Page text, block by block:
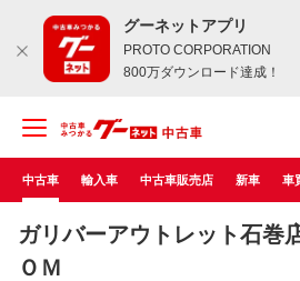
グーネットアプリ
PROTO CORPORATION
800万ダウンロード達成！
中古車 輸入車 中古車販売店 新車 車
ガリバーアウトレット石巻
ＯＭ